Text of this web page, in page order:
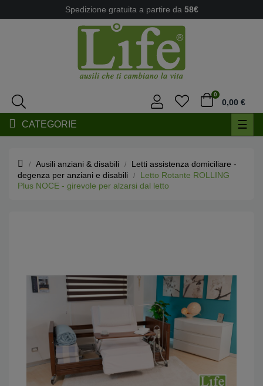
Spedizione gratuita a partire da 58€
0
0,00 €
CATEGORIE ☰
Ausili anziani & disabili
Letti assistenza domiciliare -
degenza per anziani e disabili
Letto Rotante ROLLING
Plus NOCE - girevole per alzarsi dal letto